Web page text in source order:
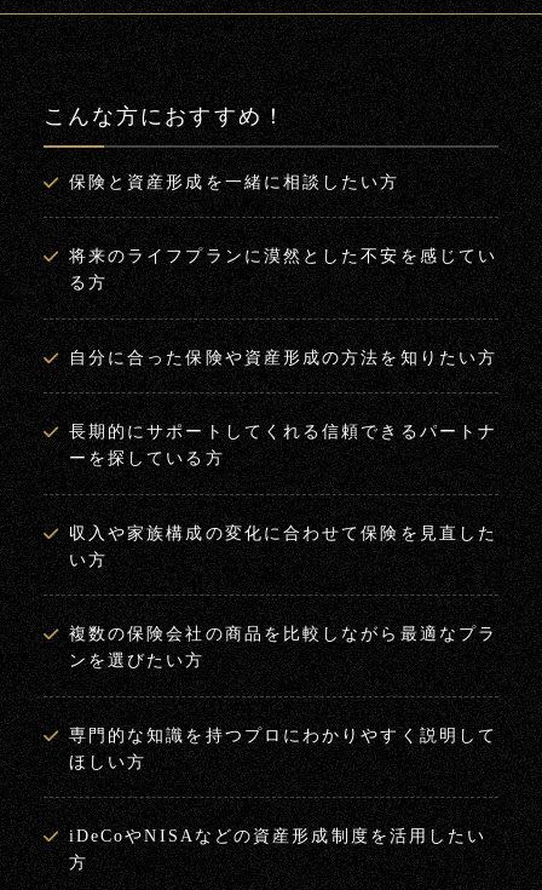
こんな方におすすめ！
保険と資産形成を一緒に相談したい方
将来のライフプランに漠然とした不安を感じてい
る方
自分に合った保険や資産形成の方法を知りたい方
長期的にサポートしてくれる信頼できるパートナ
ーを探している方
収入や家族構成の変化に合わせて保険を見直した
い方
複数の保険会社の商品を比較しながら最適なプラ
ンを選びたい方
専門的な知識を持つプロにわかりやすく説明して
ほしい方
iDeCoやNISAなどの資産形成制度を活用したい
方